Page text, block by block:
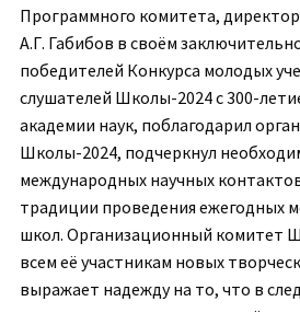
Программного комитета,
А.Г. Габибов в своём
победителей Конкурса молодых
слушателей Школы-2024 с 300-
академии наук, поблагодарил
Школы-2024, подчеркнул
международных научных
традиции проведения ежегодных
школ. Организационный комитет
всем её участникам новых
выражает надежду на то, что в